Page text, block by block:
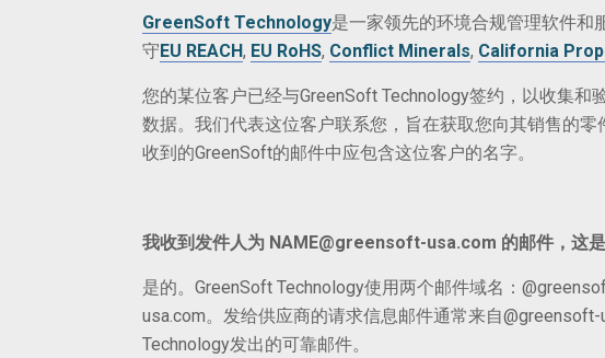
GreenSoft Technology是一家领先的环境合规管理软件和
守EU REACH, EU RoHS, Conflict Minerals, California
您的某位客户已经与GreenSoft Technology签约，以收集和
数据。我们代表这位客户联系您，旨在获取您向其销售的
收到的GreenSoft的邮件中应包含这位客户的名字。
我收到发件人为 NAME@greensoft-usa.com 的邮件，这
是的。GreenSoft Technology使用两个邮件域名：
usa.com。发给供应商的请求信息邮件通常来自
Technology发出的可靠邮件。